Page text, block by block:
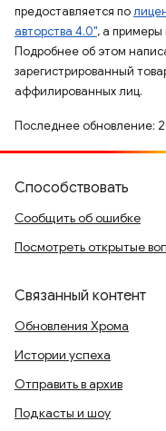
предоставляется по
авторства 4.0", а примеры
Подробнее об этом
зарегистрированный
аффилированных лиц.
Последнее обновление:
Способствовать
Сообщить об ошибке
Посмотреть открытые
Связанный контент
Обновления Хрома
Истории успеха
Отправить в архив
Подкасты и шоу